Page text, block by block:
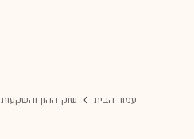
עמוד הבית שוק ההון והשקעות